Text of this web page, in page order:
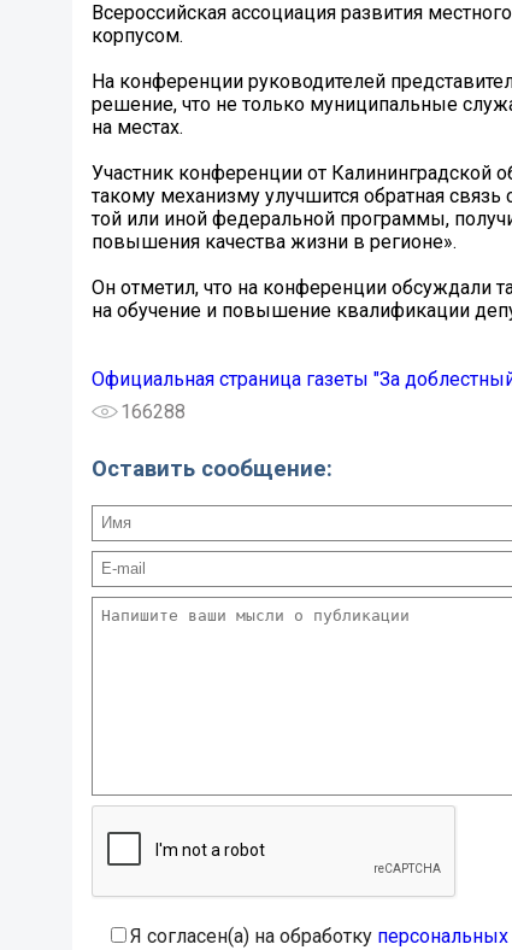
Всероссийская ассоциация развития
корпусом.
На конференции руководителей
решение, что не только муниципальные
на местах.
Участник конференции от Калининградской
такому механизму улучшится обратная
той или иной федеральной программы,
повышения качества жизни в регионе».
Он отметил, что на конференции обсуждали
на обучение и повышение квалификации
Официальная страница газеты "За
166288
Оставить сообщение:
Я согласен(а) на обработку